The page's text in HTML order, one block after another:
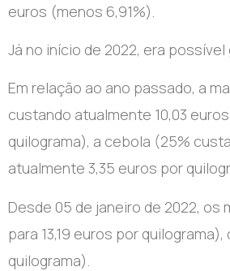
euros (menos 6,91%).
Já no início de 2022, era
Em relação ao ano passado, a
custando atualmente 10,03
quilograma), a cebola (25%
atualmente 3,35 euros por
Desde 05 de janeiro de 2022,
para 13,19 euros por
quilograma).